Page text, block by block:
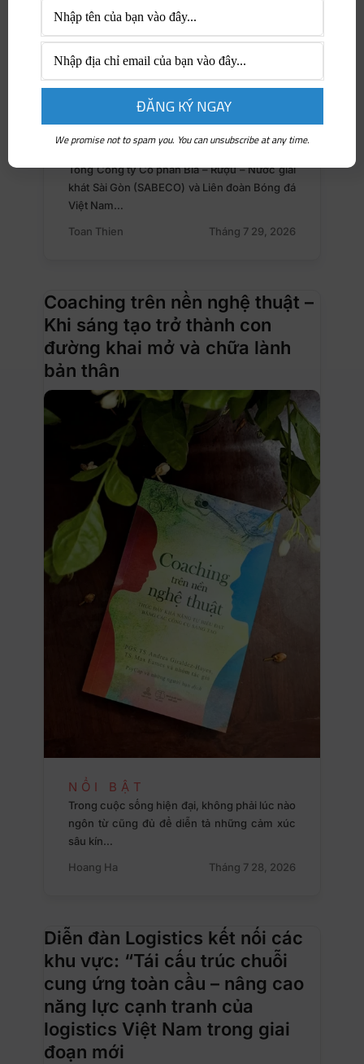
NỔI BẬT
Tổng Công ty Cổ phần Bia – Rượu – Nước giải
khát Sài Gòn (SABECO) và Liên đoàn Bóng đá
Việt Nam…
Toan Thien
Tháng 7 29, 2026
Coaching trên nền nghệ thuật –
Khi sáng tạo trở thành con
đường khai mở và chữa lành
bản thân
NỔI BẬT
Trong cuộc sống hiện đại, không phải lúc nào
ngôn từ cũng đủ để diễn tả những cảm xúc
sâu kín…
Hoang Ha
Tháng 7 28, 2026
Diễn đàn Logistics kết nối các
khu vực: “Tái cấu trúc chuỗi
cung ứng toàn cầu – nâng cao
năng lực cạnh tranh của
logistics Việt Nam trong giai
đoạn mới
We promise not to spam you. You can unsubscribe at any time.